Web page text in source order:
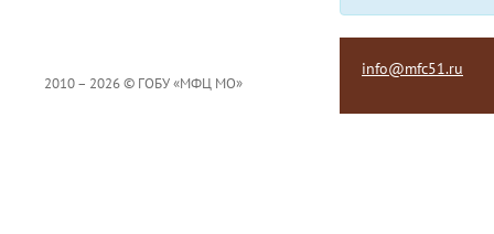
2010 – 2026 © ГОБУ «МФЦ МО»
info@mfc51.ru